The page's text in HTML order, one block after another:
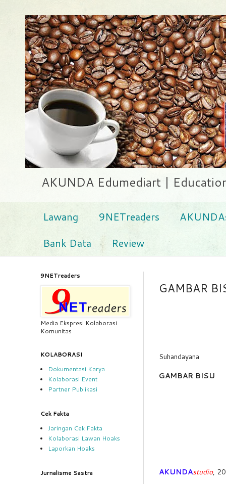
AKUNDA Edumediart |
Lawang 9NETreaders
Bank Data
Review
GAMBAR
Suhandayana
GAMBAR BISU
AKUNDAstudio,
9NETreaders
Media Ekspresi Kolaborasi
Komunitas
KOLABORASI
Dokumentasi Karya
Kolaborasi Event
Partner Publikasi
Cek Fakta
Jaringan Cek Fakta
Kolaborasi Lawan Hoaks
Laporkan Hoaks
Jurnalisme Sastra